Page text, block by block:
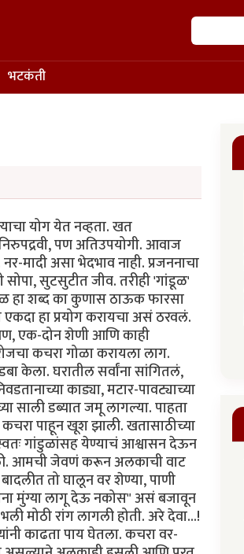
शोध
भटकंती
योग येत नव्हता. खत
पण अतिउपयोगी. आवाज
मादी असा भेदभाव नाही. प्रजननाचा
सोपा, सुटसुटीत जीव. तरीही 'गांडूळ'
हा शब्द का कुणास ठाऊक फारसा
एकदा हा प्रयोग करायचा असं ठरवलं.
एक-दोन शेणी आणि काही
कचरा गोळा करायला लाग.
केला. घरातील सर्वांना सांगितलं,
काड्या, मटार-पावट्याच्या
साली डब्यात जमू लागल्या. पाहता
पाहून खूश झाली. खतासाठीच्या
गांडुळांसह येण्याचं आश्वासन देऊन
आमची जेवणं करून अलकाची वाट
तो घालून वर शेण्या, पाणी
मुंग्या लागू देऊ नकोस" असं बजावून
मोठी रांग लागली होती. अरे देवा...!
काढता पाय घेतला. कचरा वर-